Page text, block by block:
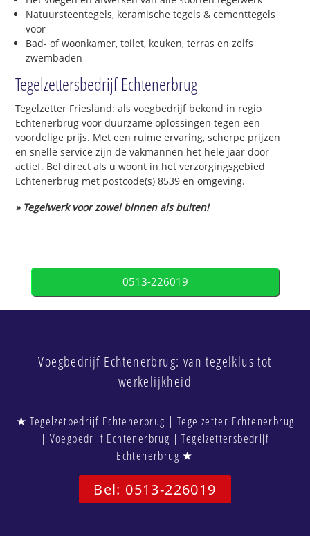
Natuursteentegels, keramische tegels & cementtegels
voor
Bad- of woonkamer, toilet, keuken, terras en zelfs
zwembaden
Tegelzettersbedrijf Echtenerbrug
Tegelzetter Friesland: als voegbedrijf bekend in regio
Echtenerbrug voor duurzame oplossingen tegen een
voordelige prijs. Met een ruime ervaring, scherpe prijzen
en snelle service zijn de vakmannen het hele jaar door
actief. Bel direct als u woont in het verzorgingsgebied
Echtenerbrug met postcode(s) 8539 en omgeving.
» Tegelwerk voor zowel binnen als buiten!
0513-226019
Voegbedrijf Echtenerbrug: van tegelklus tot
werkelijkheid
★ Tegelzetbedrijf Echtenerbrug | Tegelzetter Echtenerbrug
| Voegbedrijf Echtenerbrug | Tegelzettersbedrijf
Echtenerbrug ★
Bel: 0513-226019